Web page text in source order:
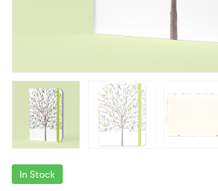
In Stock